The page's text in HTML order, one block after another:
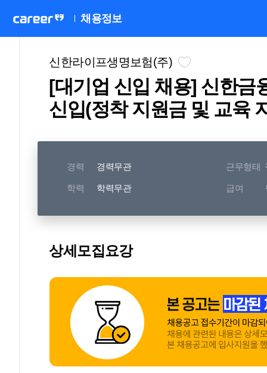
채용정보
신한라이프생명보험(주)
[대기업 신입 채용] 신한금
신입(정착 지원금 및 교육
경력 경력무관 근무형태
학력 학력무관 급여
상세모집요강